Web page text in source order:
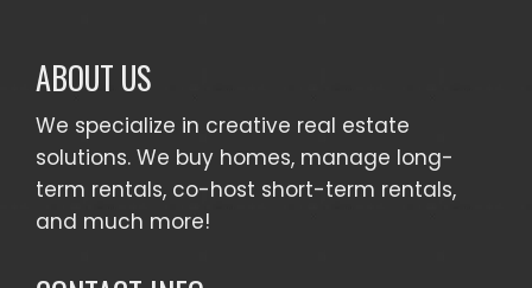
ABOUT US
We specialize in creative real estate
solutions. We buy homes, manage long-
term rentals, co-host short-term rentals,
and much more!